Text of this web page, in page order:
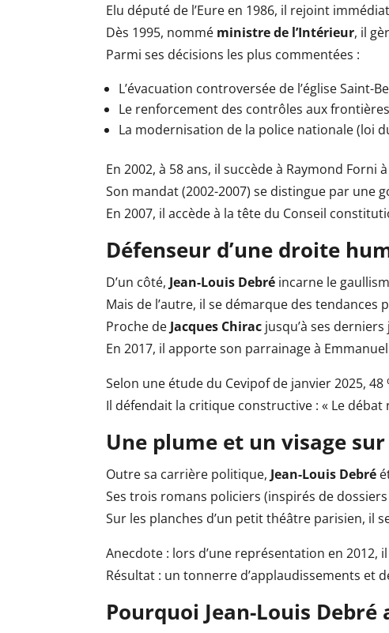
Elu député de l’Eure en 1986, il rejoint
Dès 1995, nommé ministre de l’Intérieur, il
Parmi ses décisions les plus commentées :
L’évacuation controversée de l’église Saint-
Le renforcement des contrôles aux
La modernisation de la police nationale (loi
En 2002, à 58 ans, il succède à Raymond Forni
Son mandat (2002-2007) se distingue par
En 2007, il accède à la tête du Conseil
Défenseur d’une droite
D’un côté, Jean-Louis Debré incarne le
Mais de l’autre, il se démarque des
Proche de Jacques Chirac jusqu’à ses
En 2017, il apporte son parrainage à
Selon une étude du Cevipof de janvier 2025,
Il défendait la critique constructive : « Le débat
Une plume et un visage sur
Outre sa carrière politique, Jean-Louis Debré
Ses trois romans policiers (inspirés de
Sur les planches d’un petit théâtre parisien, il
Anecdote : lors d’une représentation en
Résultat : un tonnerre d’applaudissements et
Pourquoi Jean-Louis